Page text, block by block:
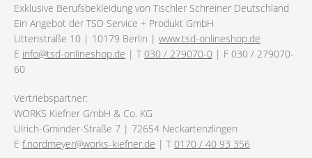
Exklusive Berufsbekleidung von Tischler Schreiner Deutschland
Ein Angebot der TSD Service + Produkt GmbH
Littenstraße 10 | 10179 Berlin | www.tsd-onlineshop.de
E info@tsd-onlineshop.de | T030 / 279070-0 | F 030 / 279070-
60
Vertriebspartner:
WORKS Kiefner GmbH & Co. KG
Ulrich-Gminder-Straße 7 | 72654 Neckartenzlingen
E f.nordmeyer@works-kiefner.de | T0170 / 40 93 356